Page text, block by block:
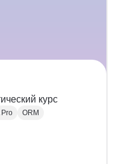
курс
Pro ORM